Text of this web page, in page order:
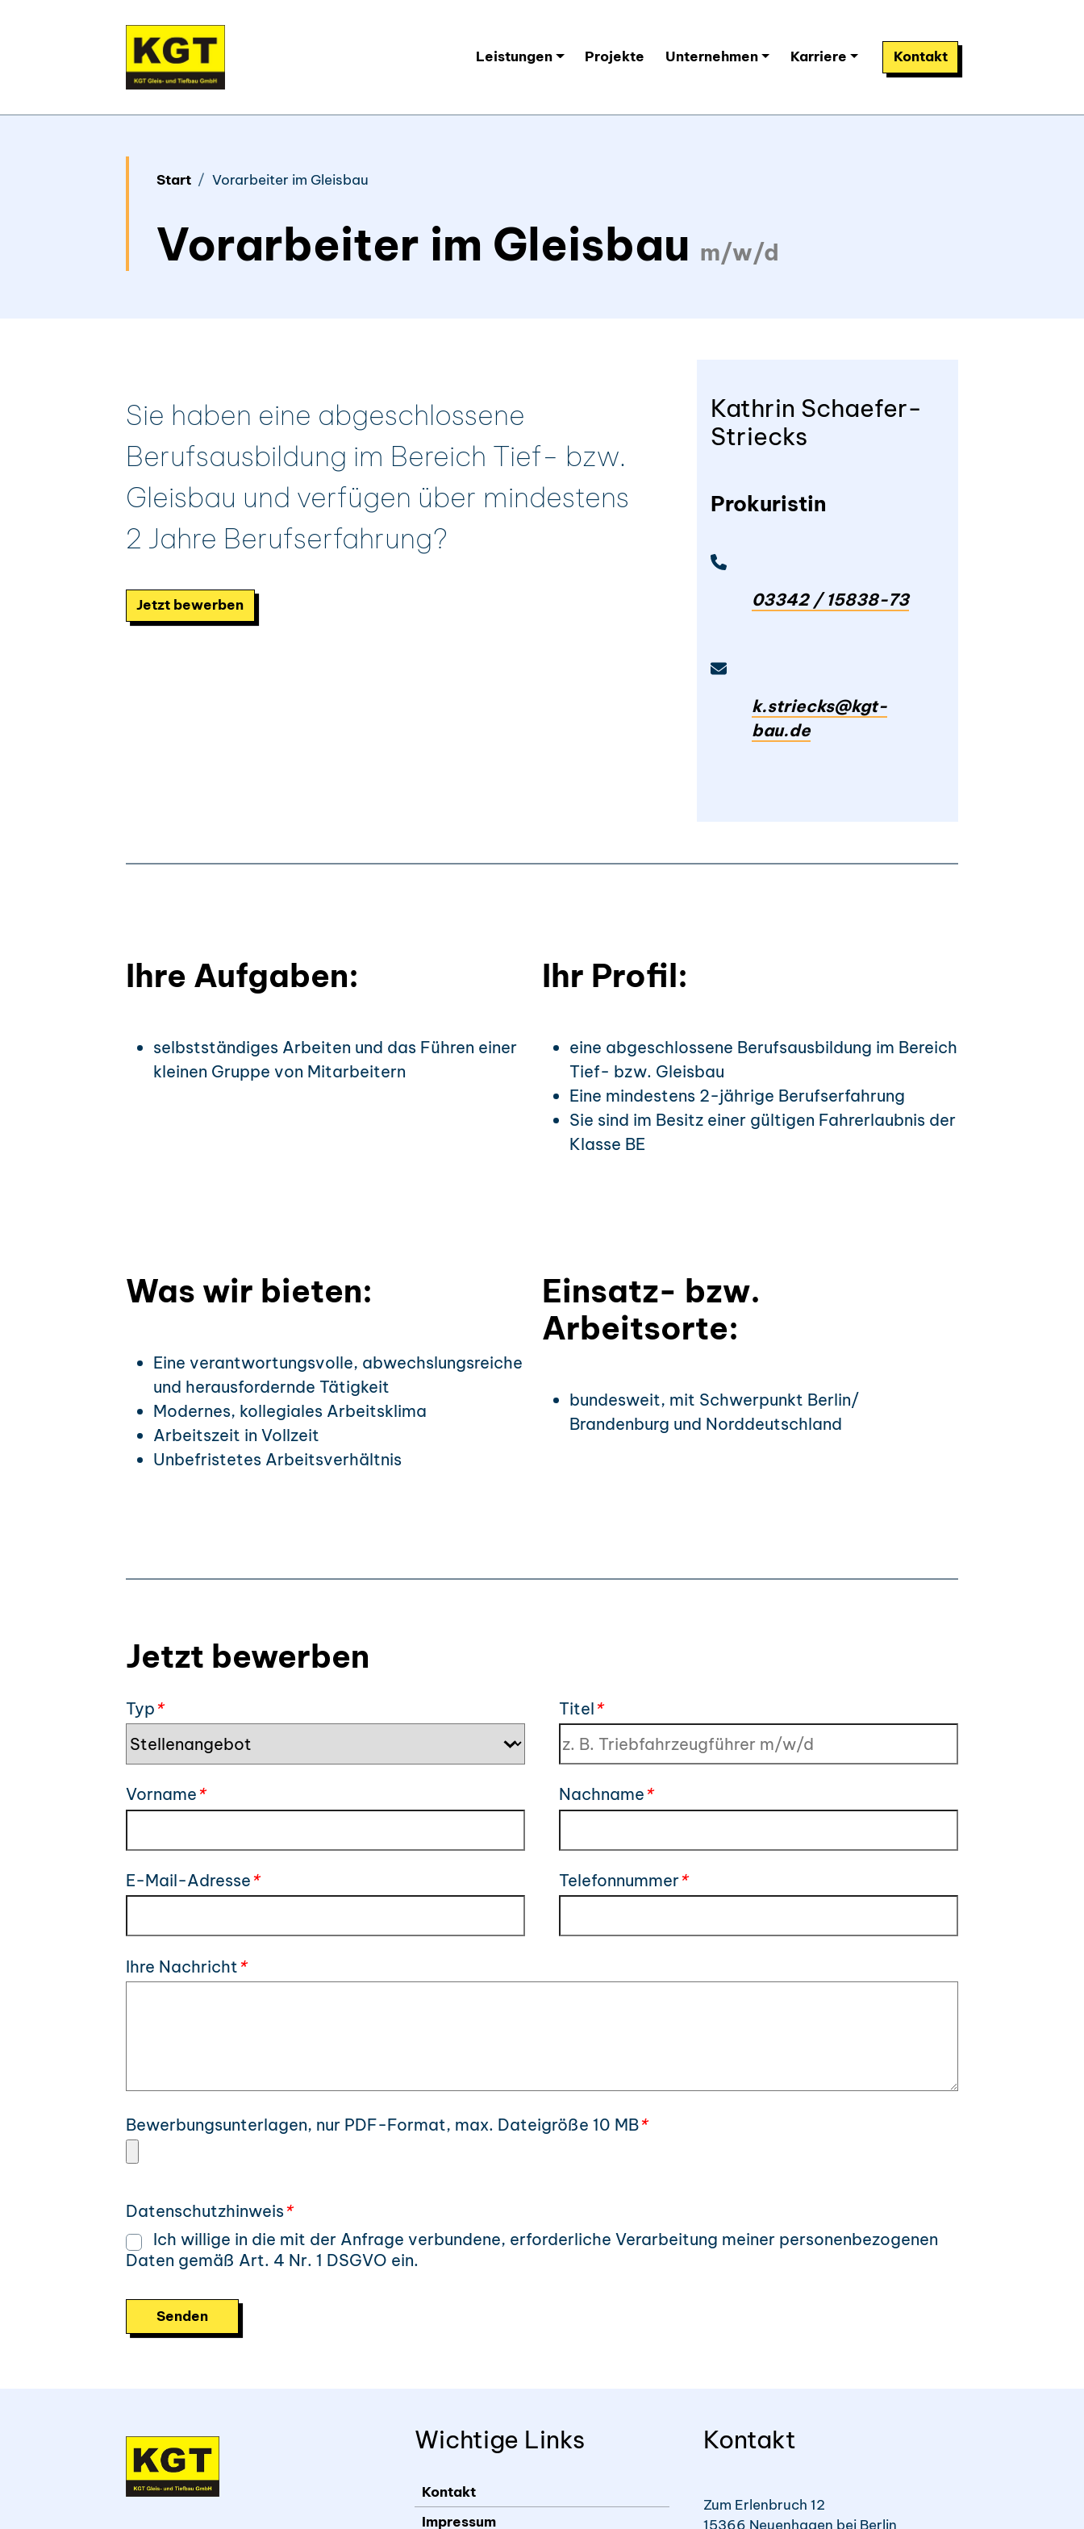
Leistungen Projekte Unternehmen Karriere Kontakt
Start Vorarbeiter im Gleisbau
Vorarbeiter im Gleisbau
Sie haben eine abgeschlossene
Berufsausbildung im Bereich Tief- bzw.
Gleisbau und verfügen über mindestens
2 Jahre Berufserfahrung?
Jetzt bewerben
Kathrin Schaefer-
Striecks
Prokuristin
03342 / 15838-73
k.striecks@kgt-
bau.de
Ihre Aufgaben:
selbstständiges Arbeiten und das Führen einer
kleinen Gruppe von Mitarbeitern
Ihr Profil:
eine abgeschlossene Berufsausbildung im Bereich
Tief- bzw. Gleisbau
Eine mindestens 2-jährige Berufserfahrung
Sie sind im Besitz einer gültigen Fahrerlaubnis der
Klasse BE
Was wir bieten:
Eine verantwortungsvolle, abwechslungsreiche
und herausfordernde Tätigkeit
Modernes, kollegiales Arbeitsklima
Arbeitszeit in Vollzeit
Unbefristetes Arbeitsverhältnis
Einsatz- bzw.
Arbeitsorte:
bundesweit, mit Schwerpunkt Berlin/
Brandenburg und Norddeutschland
Jetzt bewerben
Typ* Titel*
Vorname* Nachname*
E-Mail-Adresse* Telefonnummer*
Ihre Nachricht*
Bewerbungsunterlagen, nur PDF-Format, max. Dateigröße 10 MB*
Datenschutzhinweis*
Ich willige in die mit der Anfrage verbundene, erforderliche Verarbeitung meiner personenbezogenen
Daten gemäß Art. 4 Nr. 1 DSGVO ein.
Wichtige Links
Kontakt
Impressum
Kontakt
Zum Erlenbruch 12
15366 Neuenhagen bei Berlin